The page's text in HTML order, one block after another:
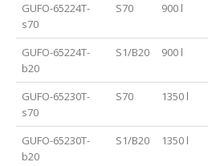
GUFO-65224T-
s70
S70 900 l
GUFO-65224T-
b20
S1/B20 900 l
GUFO-65230T-
s70
S70 1350 l
GUFO-65230T-
b20
S1/B20 1350 l